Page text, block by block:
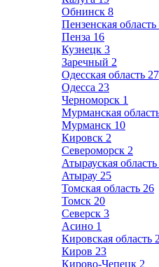
Обнинск 8
Пензенская область
Пенза 16
Кузнецк 3
Заречный 2
Одесская область 27
Одесса 23
Черноморск 1
Мурманская
Мурманск 10
Кировск 2
Североморск 2
Атырауская область
Атырау 25
Томская область 26
Томск 20
Северск 3
Асино 1
Кировская область
Киров 23
Кирово-Чепецк 2